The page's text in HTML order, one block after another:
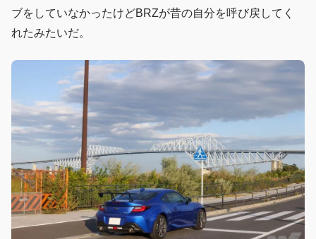
ブをしていなかったけどBRZが昔の自分を呼び戻してく
れたみたいだ。